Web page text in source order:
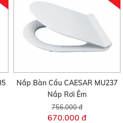
Nắp Bàn Cầu CAESAR MU237
Nắp Rơi Êm
756.000 đ
670.000 đ